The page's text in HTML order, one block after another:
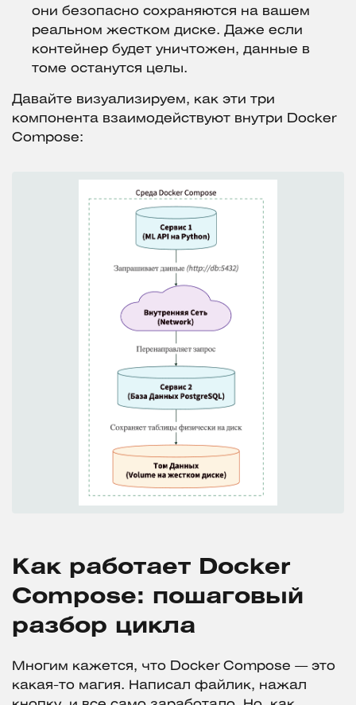
они безопасно сохраняются на вашем
реальном жестком диске. Даже если
контейнер будет уничтожен, данные в
томе останутся целы.
Давайте визуализируем, как эти три
компонента взаимодействуют внутри Docker
Compose:
Как работает Docker
Compose: пошаговый
разбор цикла
Многим кажется, что Docker Compose — это
какая-то магия. Написал файлик, нажал